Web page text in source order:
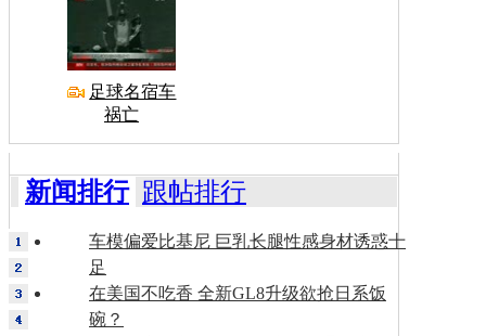
足球名宿车
祸亡
新闻排行 跟帖排行
车模偏爱比基尼 巨乳长腿性感身材诱惑十
足
在美国不吃香 全新GL8升级欲抢日系饭
碗？